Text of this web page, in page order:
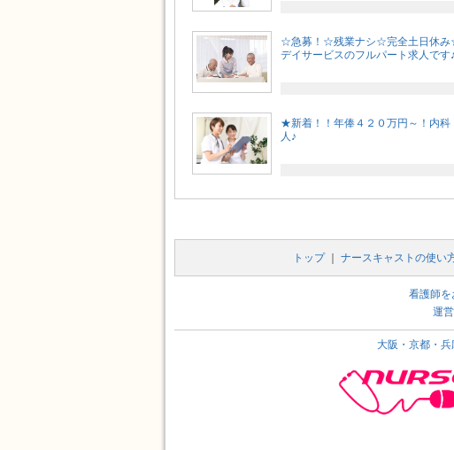
☆急募！☆残業ナシ☆完全土日休み
デイサービスのフルパート求人です
★新着！！年俸４２０万円～！内科
人♪
トップ｜ ナースキャストの使い
看護師を
運
大阪・京都・